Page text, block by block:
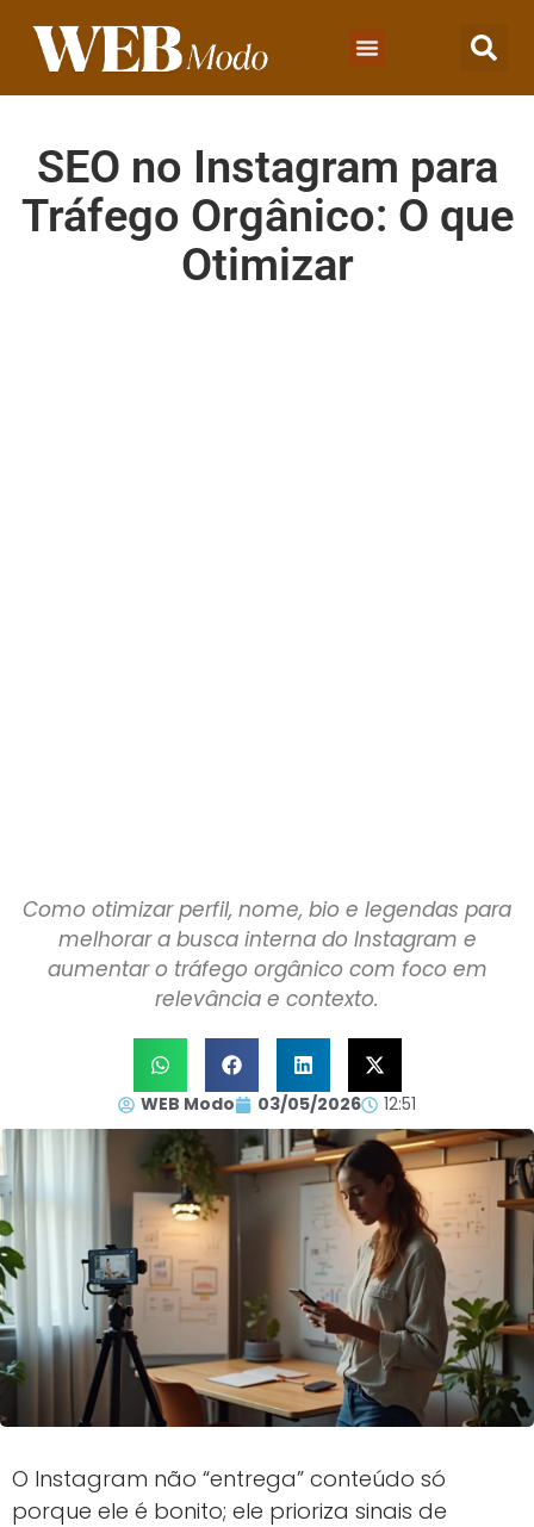
SEO no Instagram para
Tráfego Orgânico: O que
Otimizar
Como otimizar perfil, nome, bio e legendas para
melhorar a busca interna do Instagram e
aumentar o tráfego orgânico com foco em
relevância e contexto.
WEB Modo 03/05/2026 12:51
O Instagram não “entrega” conteúdo só
porque ele é bonito; ele prioriza sinais de